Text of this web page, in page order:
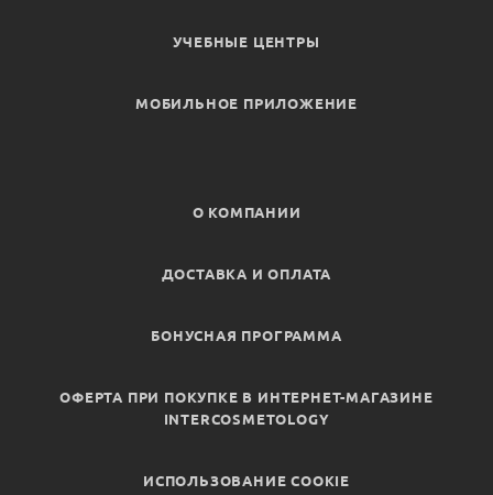
УЧЕБНЫЕ ЦЕНТРЫ
МОБИЛЬНОЕ ПРИЛОЖЕНИЕ
О КОМПАНИИ
ДОСТАВКА И ОПЛАТА
БОНУСНАЯ ПРОГРАММА
ОФЕРТА ПРИ ПОКУПКЕ В ИНТЕРНЕТ-МАГАЗИНЕ
INTERCOSMETOLOGY
ИСПОЛЬЗОВАНИЕ COOKIE